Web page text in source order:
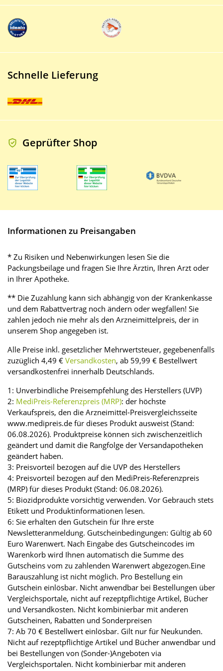
Schnelle Lieferung
Geprüfter Shop
Informationen zu Preisangaben
* Zu Risiken und Nebenwirkungen lesen Sie die
Packungsbeilage und fragen Sie Ihre Ärztin, Ihren Arzt oder
in Ihrer Apotheke.
** Die Zuzahlung kann sich abhängig von der Krankenkasse
und dem Rabattvertrag noch ändern oder wegfallen! Sie
zahlen jedoch nie mehr als den Arzneimittelpreis, der in
unserem Shop angegeben ist.
Alle Preise inkl. gesetzlicher Mehrwertsteuer, gegebenenfalls
zuzüglich 4,49 € Versandkosten, ab 59,99 € Bestellwert
versandkostenfrei innerhalb Deutschlands.
1: Unverbindliche Preisempfehlung des Herstellers (UVP)
2: MediPreis-Referenzpreis (MRP): der höchste
Verkaufspreis, den die Arzneimittel-Preisvergleichsseite
www.medipreis.de für dieses Produkt ausweist (Stand:
06.08.2026). Produktpreise können sich zwischenzeitlich
geändert und damit die Rangfolge der Versandapotheken
geändert haben.
3: Preisvorteil bezogen auf die UVP des Herstellers
4: Preisvorteil bezogen auf den MediPreis-Referenzpreis
(MRP) für dieses Produkt (Stand: 06.08.2026).
5: Biozidprodukte vorsichtig verwenden. Vor Gebrauch stets
Etikett und Produktinformationen lesen.
6: Sie erhalten den Gutschein für Ihre erste
Newsletteranmeldung. Gutscheinbedingungen: Gültig ab 60
Euro Warenwert. Nach Eingabe des Gutscheincodes im
Warenkorb wird Ihnen automatisch die Summe des
Gutscheins vom zu zahlenden Warenwert abgezogen.Eine
Barauszahlung ist nicht möglich. Pro Bestellung ein
Gutschein einlösbar. Nicht anwendbar bei Bestellungen über
Vergleichsportale, nicht auf rezeptpflichtige Artikel, Bücher
und Versandkosten. Nicht kombinierbar mit anderen
Gutscheinen, Rabatten und Sonderpreisen
7: Ab 70 € Bestellwert einlösbar. Gilt nur für Neukunden.
Nicht auf rezeptpflichtige Artikel und Bücher anwendbar und
bei Bestellungen von (Sonder-)Angeboten via
Vergleichsportalen. Nicht kombinierbar mit anderen